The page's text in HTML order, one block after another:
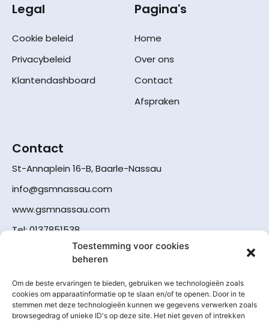
Toestemming voor cookies
beheren
Om de beste ervaringen te bieden, gebruiken we technologieën zoals
cookies om apparaatinformatie op te slaan en/of te openen. Door in te
stemmen met deze technologieën kunnen we gegevens verwerken zoals
browsegedrag of unieke ID's op deze site. Het niet geven of intrekken
Legal
Cookie beleid
Privacybeleid
Klantendashboard
Pagina's
Home
Over ons
Contact
Afspraken
Contact
St-Annaplein 16-B, Baarle-Nassau
info@gsmnassau.com
www.gsmnassau.com
Tel: 0137851538